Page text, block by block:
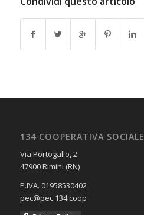
134 COOPERATIVA SOCIALE
Via Portogallo, 2
47900 Rimini (RN)
P.IVA. 01958530402
pec@pec.134.coop